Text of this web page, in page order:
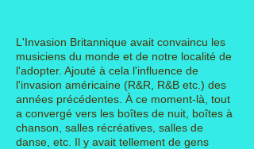
L'Invasion Britannique avait convaincu les
musiciens du monde et de notre localité de
l'adopter. Ajouté à cela l'influence de
l'invasion américaine (R&R, R&B etc.) des
années précédentes. À ce moment-là, tout
a convergé vers les boîtes de nuit, boîtes à
chanson, salles récréatives, salles de
danse, etc. Il y avait tellement de gens